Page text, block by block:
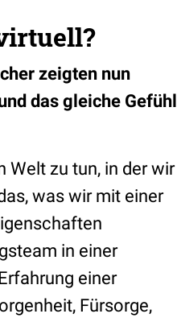
zeigten nun
das gleiche Gefühl
Welt zu tun, in der wir
was wir mit einer
in einer
einer
Fürsorge,